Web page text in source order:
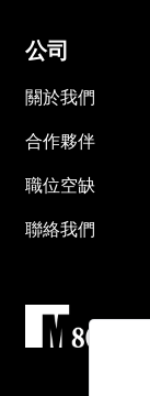
公司
關於我們
合作夥伴
職位空缺
聯絡我們